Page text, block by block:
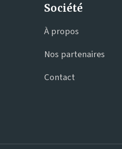
Société
À propos
Nos partenaires
Contact